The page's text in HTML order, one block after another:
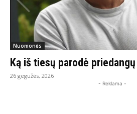
Nuomonės
Ką iš tiesų parodė
26 gegužės, 2026
- Reklama -